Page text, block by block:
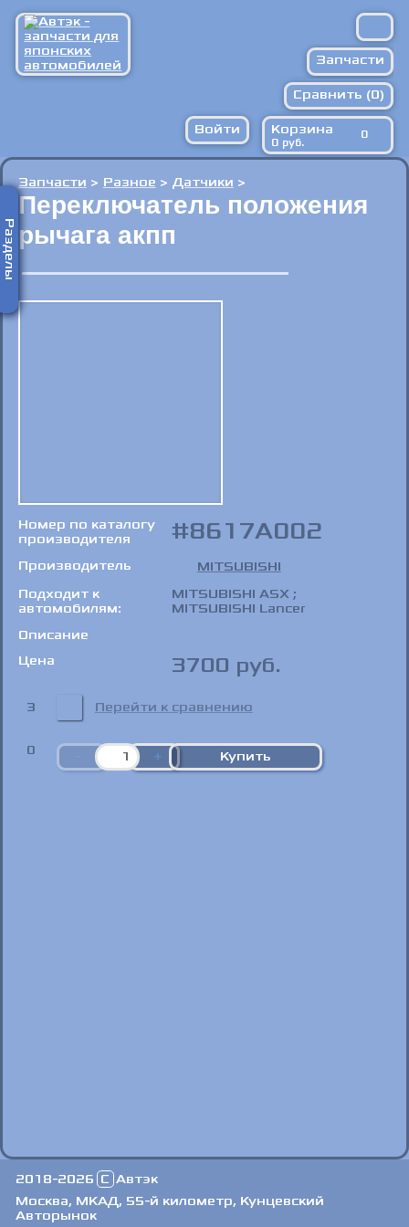
Запчасти
Расходники
Запрос по ВИН
Против подделок
Доставка/оплата
Сравнить (0)
Войти Корзина 0
0 руб.
Разделы
Запчасти > Разное > Датчики >
Переключатель положения
рычага акпп
Номер по каталогу
производителя
8617A002
Производитель
MITSUBISHI
Подходит к
автомобилям:
MITSUBISHI ASX ;
MITSUBISHI Lancer
Описание
Цена
3700 руб.
3 Перейти к сравнению
0
2018-2026 C Автэк
Москва, МКАД, 55-й километр, Кунцевский
Авторынок